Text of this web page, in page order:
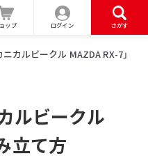
ップ ログイン さがす
ニカルビークル MAZDA RX-7」
ルビークル
立て方